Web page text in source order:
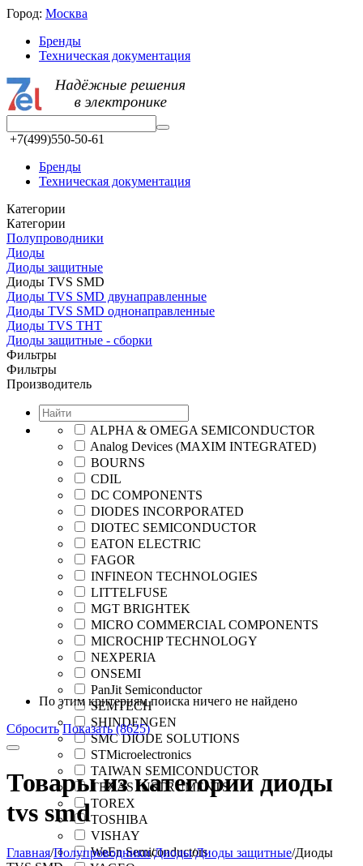
Город: Москва
Бренды
Техническая документация
+7(499)550-50-61
Бренды
Техническая документация
Категории
Категории
Полупроводники
Диоды
Диоды защитные
Диоды TVS SMD
Диоды TVS SMD двунаправленные
Диоды TVS SMD однонаправленные
Диоды TVS THT
Диоды защитные - сборки
Фильтры
Фильтры
Производитель
ALPHA & OMEGA SEMICONDUCTOR
Analog Devices (MAXIM INTEGRATED)
BOURNS
CDIL
DC COMPONENTS
DIODES INCORPORATED
DIOTEC SEMICONDUCTOR
EATON ELECTRIC
FAGOR
INFINEON TECHNOLOGIES
LITTELFUSE
MGT BRIGHTEK
MICRO COMMERCIAL COMPONENTS
MICROCHIP TECHNOLOGY
NEXPERIA
ONSEMI
PanJit Semiconductor
SEMTECH
SHINDENGEN
SMC DIODE SOLUTIONS
STMicroelectronics
TAIWAN SEMICONDUCTOR
TEXAS INSTRUMENTS
TOREX
TOSHIBA
VISHAY
WeEn Semiconductors
По этим критериям поиска ничего не найдено
Сбросить Показать (8625)
Товары из категории диоды
tvs smd
Главная/Полупроводники/Диоды/Диоды защитные/Диоды